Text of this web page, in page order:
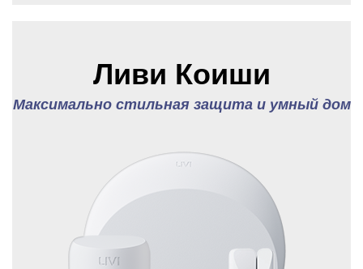
Ливи Коиши
Максимально стильная защита и умный дом